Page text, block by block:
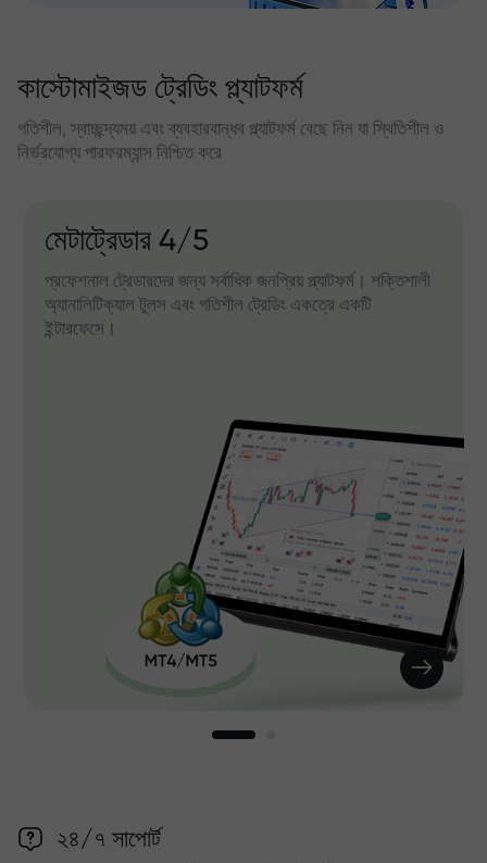
কাস্টোমাইজড ট্রেডিং প্ল্যাটফর্ম
গতিশীল, স্বাচ্ছন্দ্যময় এবং ব্যবহারবান্ধব প্ল্যাটফর্ম বেছে নিন যা স্থিতিশীল ও
নির্ভরযোগ্য পারফরম্যান্স নিশ্চিত করে
মেটাট্রেডার 4/5
প্রফেশনাল ট্রেডারদের জন্য সর্বাধিক জনপ্রিয় প্ল্যাটফর্ম। শক্তিশালী
অ্যানালিটিক্যাল টুলস এবং গতিশীল ট্রেডিং একত্রে একটি
ইন্টারফেসে।
২৪/৭ সাপোর্ট